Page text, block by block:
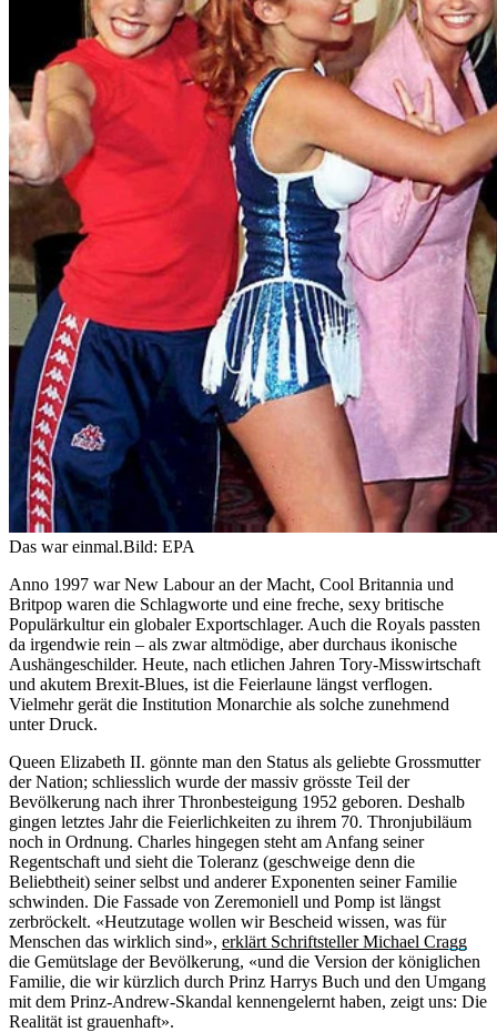
Das war einmal.Bild: EPA
Anno 1997 war New Labour an der Macht, Cool Britannia und
Britpop waren die Schlagworte und eine freche, sexy britische
Populärkultur ein globaler Exportschlager. Auch die Royals passten
da irgendwie rein – als zwar altmödige, aber durchaus ikonische
Aushängeschilder. Heute, nach etlichen Jahren Tory-Misswirtschaft
und akutem Brexit-Blues, ist die Feierlaune längst verflogen.
Vielmehr gerät die Institution Monarchie als solche zunehmend
unter Druck.
Queen Elizabeth II. gönnte man den Status als geliebte Grossmutter
der Nation; schliesslich wurde der massiv grösste Teil der
Bevölkerung nach ihrer Thronbesteigung 1952 geboren. Deshalb
gingen letztes Jahr die Feierlichkeiten zu ihrem 70. Thronjubiläum
noch in Ordnung. Charles hingegen steht am Anfang seiner
Regentschaft und sieht die Toleranz (geschweige denn die
Beliebtheit) seiner selbst und anderer Exponenten seiner Familie
schwinden. Die Fassade von Zeremoniell und Pomp ist längst
zerbröckelt. «Heutzutage wollen wir Bescheid wissen, was für
Menschen das wirklich sind», erklärt Schriftsteller Michael Cragg
die Gemütslage der Bevölkerung, «und die Version der königlichen
Familie, die wir kürzlich durch Prinz Harrys Buch und den Umgang
mit dem Prinz-Andrew-Skandal kennengelernt haben, zeigt uns: Die
Realität ist grauenhaft».